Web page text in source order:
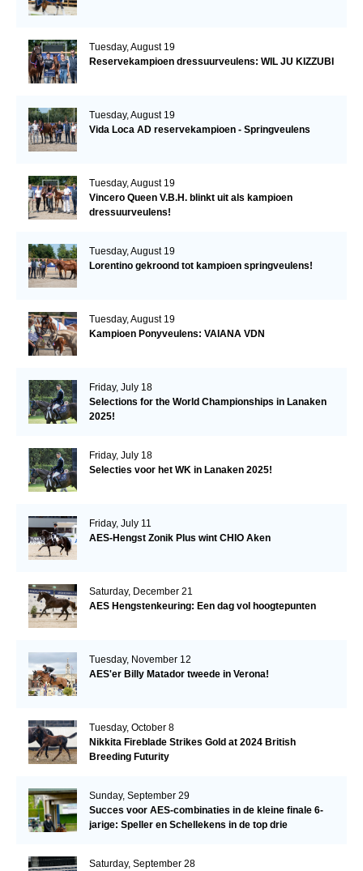
Tuesday, August 19
Reservekampioen dressuurveulens: WIL JU KIZZUBI
Tuesday, August 19
Vida Loca AD reservekampioen - Springveulens
Tuesday, August 19
Vincero Queen V.B.H. blinkt uit als kampioen
dressuurveulens!
Tuesday, August 19
Lorentino gekroond tot kampioen springveulens!
Tuesday, August 19
Kampioen Ponyveulens: VAIANA VDN
Friday, July 18
Selections for the World Championships in Lanaken
2025!
Friday, July 18
Selecties voor het WK in Lanaken 2025!
Friday, July 11
AES-Hengst Zonik Plus wint CHIO Aken
Saturday, December 21
AES Hengstenkeuring: Een dag vol hoogtepunten
Tuesday, November 12
AES'er Billy Matador tweede in Verona!
Tuesday, October 8
Nikkita Fireblade Strikes Gold at 2024 British
Breeding Futurity
Sunday, September 29
Succes voor AES-combinaties in de kleine finale 6-
jarige: Speller en Schellekens in de top drie
Saturday, September 28